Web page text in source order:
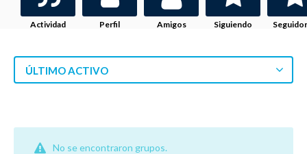
Actividad Perfil Amigos Siguiendo
ÚLTIMO ACTIVO
No se encontraron grupos.